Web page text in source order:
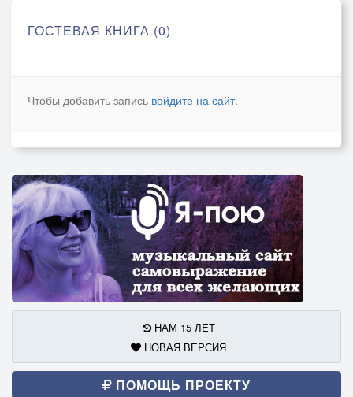
ГОСТЕВАЯ КНИГА (0)
Чтобы добавить запись войдите на сайт.
НАМ 15 ЛЕТ
НОВАЯ ВЕРСИЯ
ПОМОЩЬ ПРОЕКТУ